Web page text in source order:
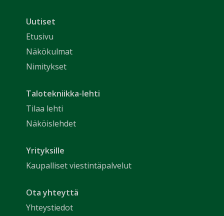
Uutiset
Etusivu
Näkökulmat
Nimitykset
Talotekniikka-lehti
Tilaa lehti
Näköislehdet
Yrityksille
Kaupalliset viestintäpalvelut
Ota yhteyttä
Yhteystiedot